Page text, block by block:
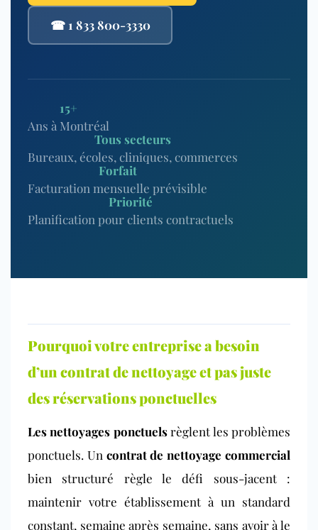
☎ 1 833 800-3330
15+
Ans à Montréal
Tous secteurs
Bureaux, écoles, cliniques, commerces
Forfait
Facturation mensuelle prévisible
Priorité
Planification pour clients contractuels
Pourquoi votre entreprise a besoin
d’un contrat de nettoyage et pas juste
des réservations ponctuelles
Les nettoyages ponctuelsrèglent les problèmes
ponctuels. Un contrat de nettoyage commercial
bien structuré règle le défi sous-jacent :
maintenir votre établissement à un standard
constant, semaine après semaine, sans avoir à le